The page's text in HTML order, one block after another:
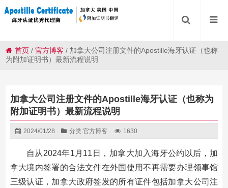
首页 /官方博客 / 加拿大公司注册文件的Apostille海牙认证（也称
为附加证明书）最新流程说明
加拿大公司注册文件的Apostille海牙认证（也称为
附加证明书）最新流程说明
2024/01/28 分类:官方博客 1630
自从2024年1月11日，加拿大加入海牙公约以后，加
拿大境内签署的合法文件在外国使用不再需要办理领事馆
三级认证，加拿大政府签发的所有证件包括加拿大公司注